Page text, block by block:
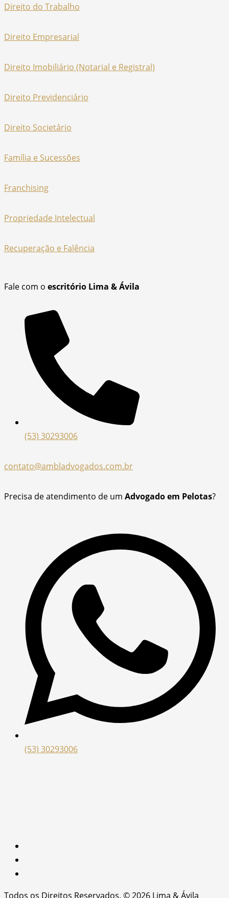
Direito do Trabalho
Direito Empresarial
Direito Imobiliário (Notarial e Registral)
Direito Previdenciário
Direito Societário
Família e Sucessões
Franchising
Propriedade Intelectual
Recuperação e Falência
Fale com o escritório Lima & Ávila
(53) 30293006
contato@ambladvogados.com.br
Precisa de atendimento de um Advogado em Pelotas?
(53) 30293006
Todos os Direitos Reservados. © 2026 Lima & Ávila